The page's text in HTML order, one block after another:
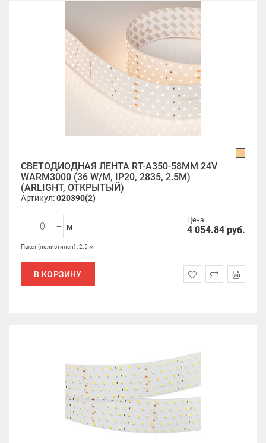
СВЕТОДИОДНАЯ ЛЕНТА RT-A350-58MM 24V
WARM3000 (36 W/M, IP20, 2835, 2.5M)
(ARLIGHT, ОТКРЫТЫЙ)
Артикул:020390(2)
Цена
4 054.84 руб.
- + м
Пакет (полиэтилен) : 2.5 м
В КОРЗИНУ